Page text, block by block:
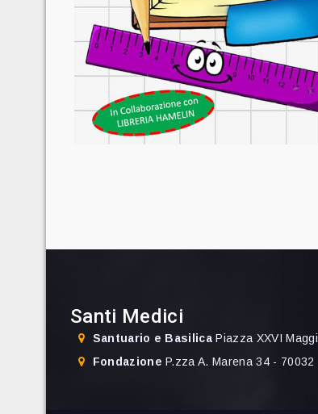
Santi Medici
Santuario e Basilica Piazza XXVI
Fondazione P.zza A. Marena 34 - 70032